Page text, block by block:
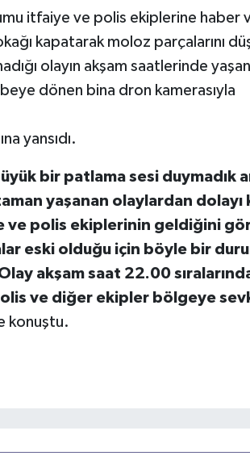
itfaiye ve polis ekiplerine haber
kapatarak moloz parçalarını
olayın akşam saatlerinde
dönen bina dron kamerasıyla
yansıdı.
bir patlama sesi duymadık
yaşanan olaylardan dolayı
ve polis ekiplerinin geldiğini
eski olduğu için böyle bir
akşam saat 22.00
ve diğer ekipler bölgeye
konuştu.